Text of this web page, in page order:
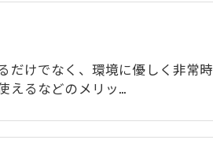
だけでなく、環境に優しく非常時
えるなどのメリッ…